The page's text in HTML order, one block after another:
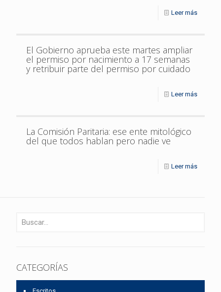
Leer más
El Gobierno aprueba este martes ampliar
el permiso por nacimiento a 17 semanas
y retribuir parte del permiso por cuidado
Leer más
La Comisión Paritaria: ese ente mitológico
del que todos hablan pero nadie ve
Leer más
CATEGORÍAS